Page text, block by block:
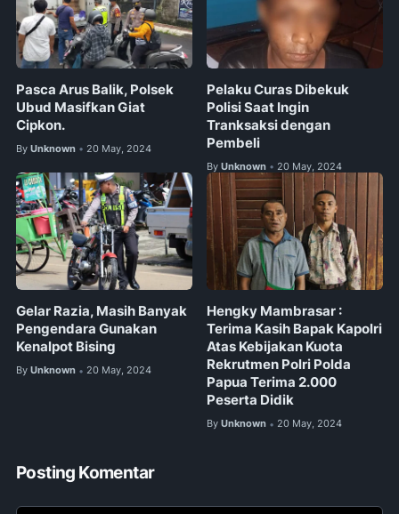
Pasca Arus Balik, Polsek
Ubud Masifkan Giat
Cipkon.
By Unknown • 20 May, 2024
Pelaku Curas Dibekuk
Polisi Saat Ingin
Tranksaksi dengan
Pembeli
By Unknown • 20 May, 2024
Gelar Razia, Masih Banyak
Pengendara Gunakan
Kenalpot Bising
By Unknown • 20 May, 2024
Hengky Mambrasar :
Terima Kasih Bapak Kapolri
Atas Kebijakan Kuota
Rekrutmen Polri Polda
Papua Terima 2.000
Peserta Didik
By Unknown • 20 May, 2024
Posting Komentar